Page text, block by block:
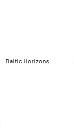
Baltic Horizons